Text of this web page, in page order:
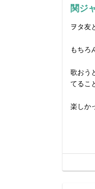
関ジ
ヲタ友
もちろ
歌おう
てるこ
楽しか